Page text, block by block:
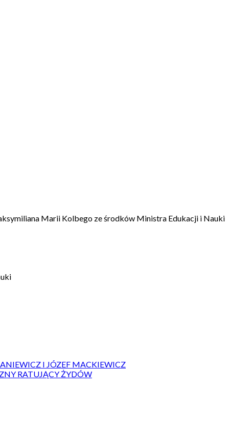
Marii Kolbego ze środków Ministra Edukacji i Nauki
I JÓZEF MACKIEWICZ
RATUJĄCY ŻYDÓW